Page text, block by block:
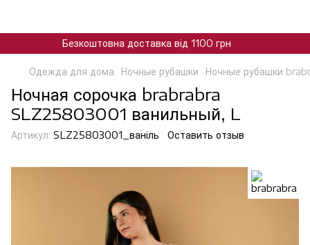
Безкоштовна доставка від 1100 грн
Одежда для дома Ночные рубашки Ночные рубашки
Ночная сорочка brabrabra
SLZ25803001 ванильный, L
Артикул: SLZ25803001_ваніль Оставить отзыв